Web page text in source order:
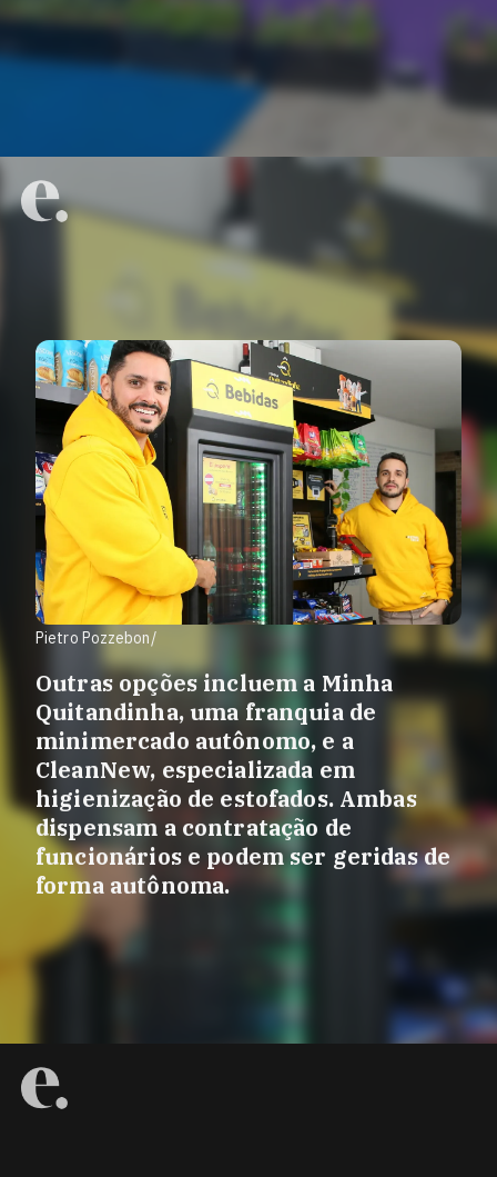
Pietro Pozzebon/
Outras opções incluem a Minha
Quitandinha, uma franquia de
minimercado autônomo, e a
CleanNew, especializada em
higienização de estofados. Ambas
dispensam a contratação de
funcionários e podem ser geridas de
forma autônoma.